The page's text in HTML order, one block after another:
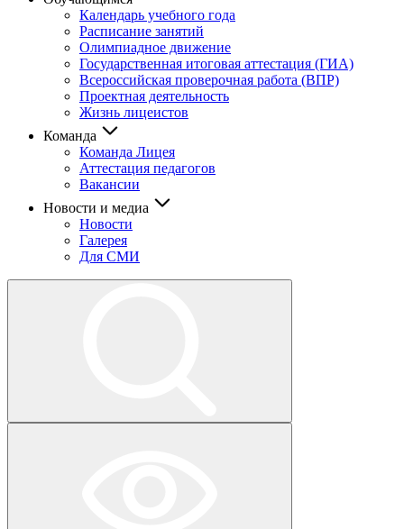
Календарь учебного года
Расписание занятий
Олимпиадное движение
Государственная итоговая аттестация (ГИА)
Всероссийская проверочная работа (ВПР)
Проектная деятельность
Жизнь лицеистов
Команда
Команда Лицея
Аттестация педагогов
Вакансии
Новости и медиа
Новости
Галерея
Для СМИ